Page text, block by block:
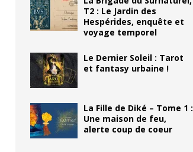
T2 : Le Jardin des
Hespérides, enquête et
voyage temporel
Le Dernier Soleil : Tarot
et fantasy urbaine !
La Fille de Diké – Tome 1 :
Une maison de feu,
alerte coup de coeur